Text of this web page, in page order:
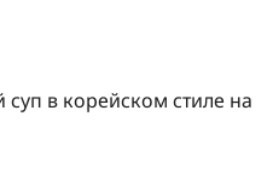
в корейском стиле на